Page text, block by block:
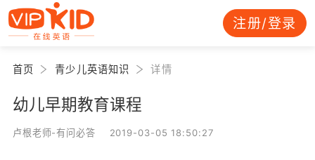
注册/登录
首页 青少儿英语知识 详情
幼儿早期教育课程
卢根老师-有问必答 2019-03-05 18:50:27